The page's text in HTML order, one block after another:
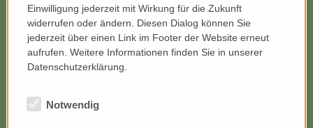
Follow UsInstagram
Newsletter – Farming for Nature
Österreich
Einwilligung jederzeit mit Wirkung für die Zukunft
widerrufen oder ändern. Diesen Dialog können Sie
jederzeit über einen Link im Footer der Website erneut
aufrufen. Weitere Informationen finden Sie in unserer
Datenschutzerklärung.
Notwendig